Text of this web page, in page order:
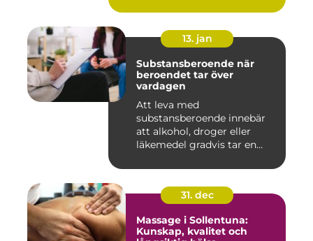
13. jan
Substansberoende när
beroendet tar över
vardagen
Att leva med
substansberoende innebär
att alkohol, droger eller
läkemedel gradvis tar en
31. dec
Massage i Sollentuna:
Kunskap, kvalitet och